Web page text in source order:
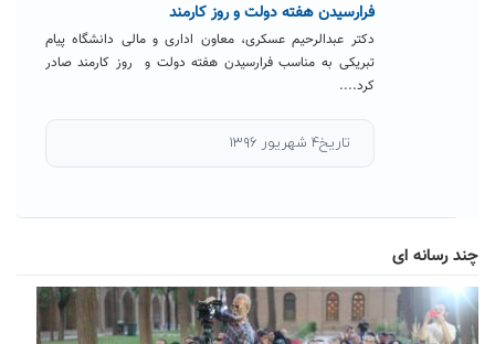
فرارسیدن هفته دولت و روز کارمند
دکتر عبدالرحیم عسکری، معاون اداری و مالی دانشگاه پیام
تبریکی به مناسب فرارسیدن هفته دولت و روز کارمند صادر
کرد....
تاریخ۴ شهریور ۱۳۹۶
چند رسانه ای